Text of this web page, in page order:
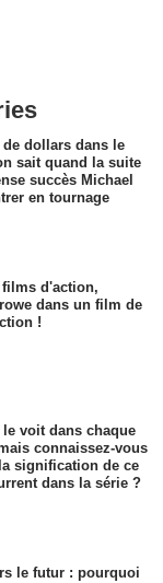
dollars dans le
sait quand la suite
succès Michael
en tournage
d'action,
dans un film de
!
le voit dans chaque
connaissez-vous
signification de ce
dans la série ?
le futur : pourquoi